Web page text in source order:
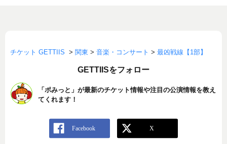
チケット GETTIIS > 関東 > 音楽・コンサート > 最凶戦線【1部】
GETTIISをフォロー
「ポみっと」が最新のチケット情報や注目の公演情報を教え
てくれます！